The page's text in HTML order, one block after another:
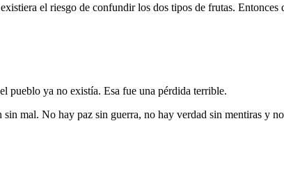
el riesgo de confundir los dos tipos de frutas. Entonces
pueblo ya no existía. Esa fue una pérdida terrible.
mal. No hay paz sin guerra, no hay verdad sin mentiras y